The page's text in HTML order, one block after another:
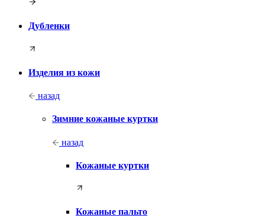
Дубленки
Изделия из кожи
назад
Зимние кожаные куртки
назад
Кожаные куртки
Кожаные пальто